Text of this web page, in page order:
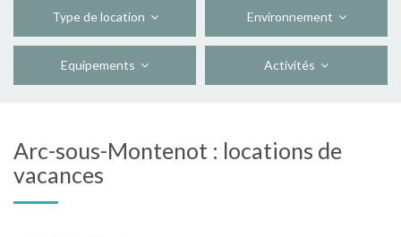
Type de location Environnement
Equipements Activités
Arc-sous-Montenot : locations de
vacances